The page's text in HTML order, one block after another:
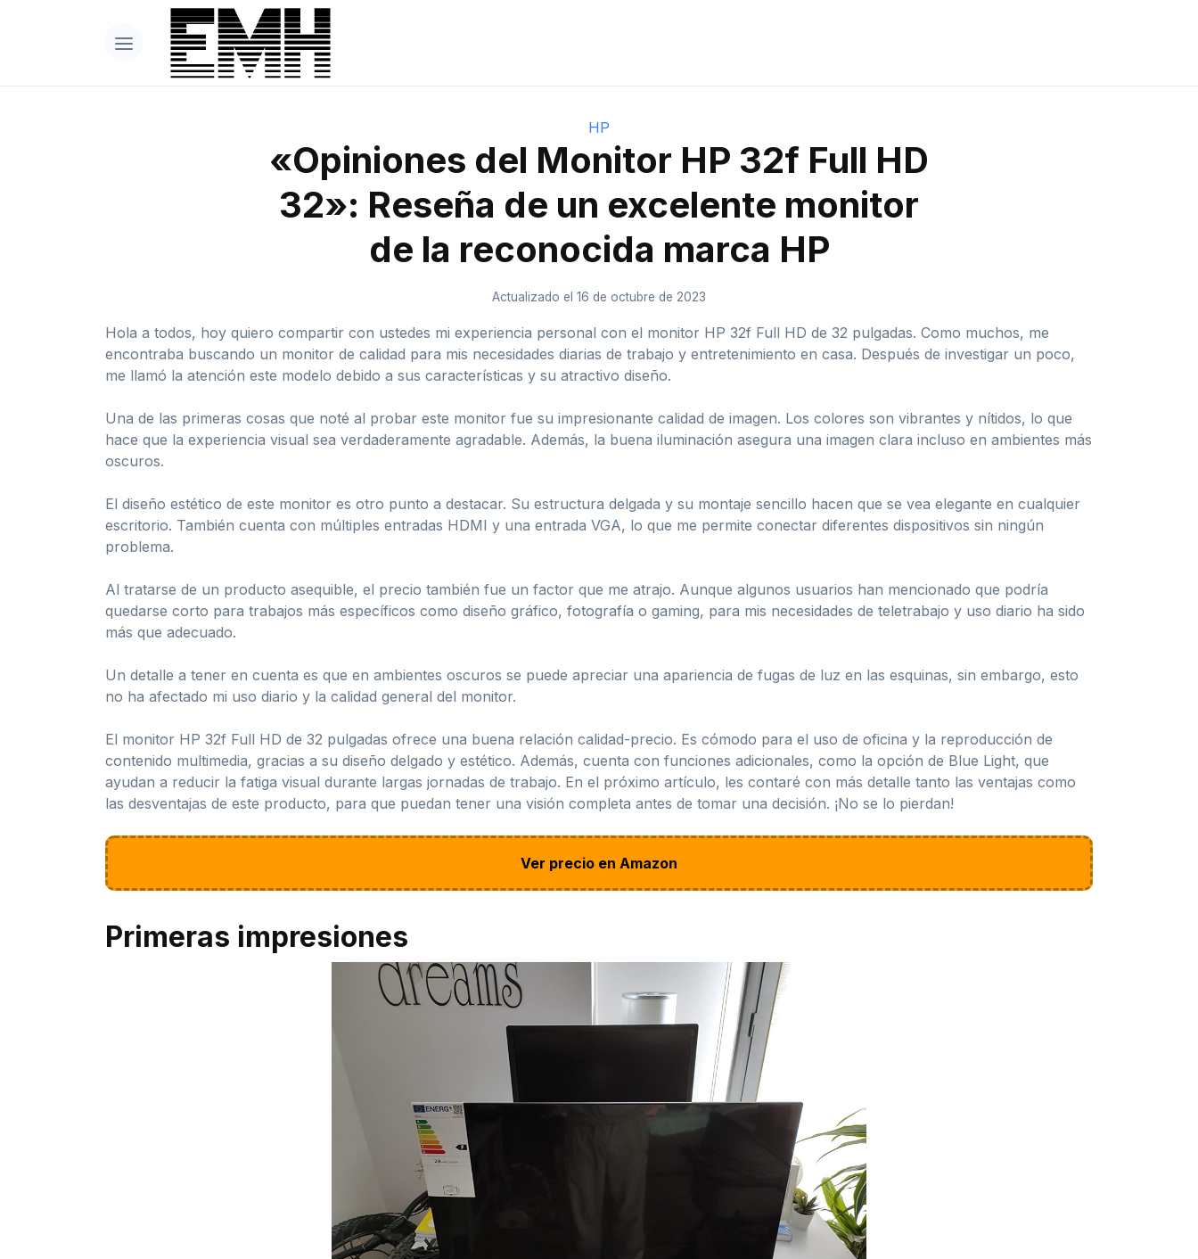
HP
«Opiniones del Monitor HP 32f Full HD
32»: Reseña de un excelente monitor
de la reconocida marca HP
Actualizado el 16 de octubre de 2023
Hola a todos, hoy quiero compartir con ustedes mi experiencia personal con el monitor HP 32f Full HD de 32 pulgadas. Como muchos, me
encontraba buscando un monitor de calidad para mis necesidades diarias de trabajo y entretenimiento en casa. Después de investigar un poco,
me llamó la atención este modelo debido a sus características y su atractivo diseño.
Una de las primeras cosas que noté al probar este monitor fue su impresionante calidad de imagen. Los colores son vibrantes y nítidos, lo que
hace que la experiencia visual sea verdaderamente agradable. Además, la buena iluminación asegura una imagen clara incluso en ambientes más
oscuros.
El diseño estético de este monitor es otro punto a destacar. Su estructura delgada y su montaje sencillo hacen que se vea elegante en cualquier
escritorio. También cuenta con múltiples entradas HDMI y una entrada VGA, lo que me permite conectar diferentes dispositivos sin ningún
problema.
Al tratarse de un producto asequible, el precio también fue un factor que me atrajo. Aunque algunos usuarios han mencionado que podría
quedarse corto para trabajos más específicos como diseño gráfico, fotografía o gaming, para mis necesidades de teletrabajo y uso diario ha sido
más que adecuado.
Un detalle a tener en cuenta es que en ambientes oscuros se puede apreciar una apariencia de fugas de luz en las esquinas, sin embargo, esto
no ha afectado mi uso diario y la calidad general del monitor.
El monitor HP 32f Full HD de 32 pulgadas ofrece una buena relación calidad-precio. Es cómodo para el uso de oficina y la reproducción de
contenido multimedia, gracias a su diseño delgado y estético. Además, cuenta con funciones adicionales, como la opción de Blue Light, que
ayudan a reducir la fatiga visual durante largas jornadas de trabajo. En el próximo artículo, les contaré con más detalle tanto las ventajas como
las desventajas de este producto, para que puedan tener una visión completa antes de tomar una decisión. ¡No se lo pierdan!
Ver precio en Amazon
Primeras impresiones